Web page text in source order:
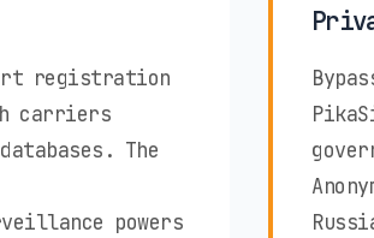
registration
carriers
The
powers